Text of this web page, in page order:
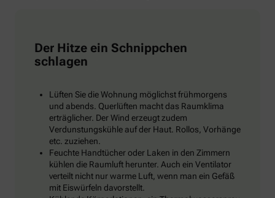
Der Hitze ein Schnippchen
schlagen
Lüften Sie die Wohnung möglichst frühmorgens
und abends. Querlüften macht das Raumklima
erträglicher. Der Wind erzeugt zudem
Verdunstungskühle auf der Haut. Rollos, Vorhänge
etc. zuziehen.
Feuchte Handtücher oder Laken in den Zimmern
kühlen die Raumluft herunter. Auch ein Ventilator
verteilt nicht nur warme Luft, wenn man ein Gefäß
mit Eiswürfeln davorstellt.